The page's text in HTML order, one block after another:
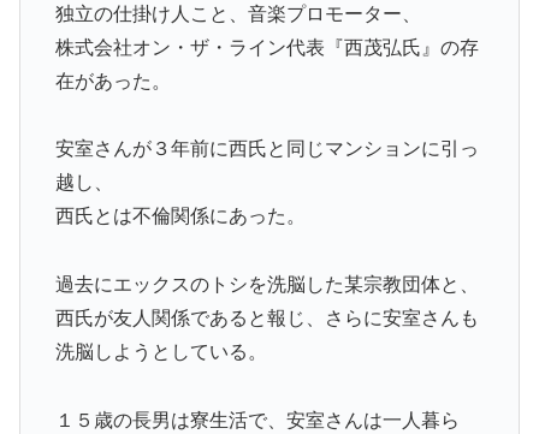
独立の仕掛け人こと、音楽プロモーター、
株式会社オン・ザ・ライン代表『西茂弘氏』の存
在があった。
安室さんが３年前に西氏と同じマンションに引っ
越し、
西氏とは不倫関係にあった。
過去にエックスのトシを洗脳した某宗教団体と、
西氏が友人関係であると報じ、さらに安室さんも
洗脳しようとしている。
１５歳の長男は寮生活で、安室さんは一人暮ら